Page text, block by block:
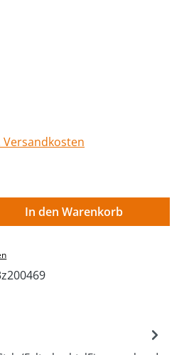
Versandkosten
Gib den gewünschten
In den Warenkorb